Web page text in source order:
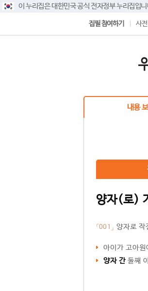
이 누리집은 대한민국 공식 전자정부 누리집입
집필 참여하기 사전
내용
양자(로)
「001」 양자로 작
아이가 고아원
양자 간 둘째